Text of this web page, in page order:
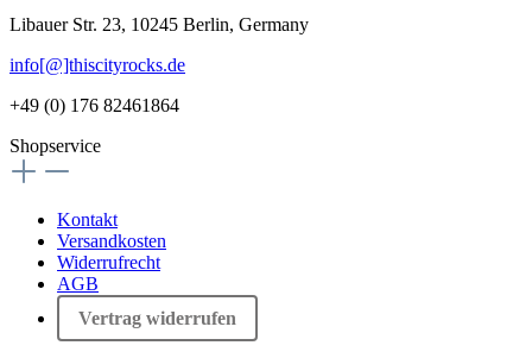
Libauer Str. 23, 10245 Berlin, Germany
info[@]thiscityrocks.de
+49 (0) 176 82461864
Shopservice
Kontakt
Versandkosten
Widerrufrecht
AGB
Vertrag widerrufen